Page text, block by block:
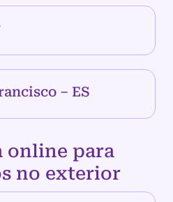
– ES
online para
no exterior